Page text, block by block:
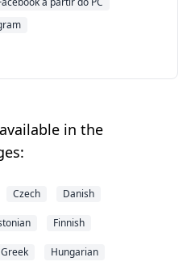
in the
Czech Danish
Finnish
Greek Hungarian